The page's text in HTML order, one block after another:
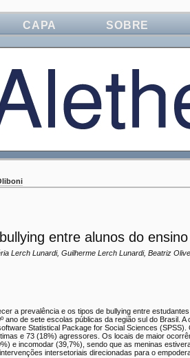
CAPA SOBRE
entre alunos do
Lerch Lunardi, Guilherme Lerch Lunardi, Beatriz
a prevalência e os tipos de bullying entre
ano de sete escolas públicas da região sul do Brasil.
Statistical Package for Social Sciences
e 73 (18%) agressores. Os locais de maior
e incomodar (39,7%), sendo que as meninas
intersetoriais direcionadas para o